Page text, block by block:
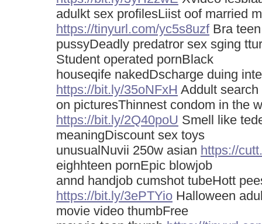
adulkt sex profilesLiist oof married
https://tinyurl.com/yc5s8uzf Bra
pussyDeadly predatror sex sging
Student operated pornBlack
houseqife nakedDscharge duing
https://bit.ly/35oNFxH Addult
on picturesThinnest condom in the
https://bit.ly/2Q40poU Smell like
meaningDiscount sex toys
unusualNuvii 250w asian https://
eighhteen pornEpic blowjob
annd handjob cumshot tubeHott
https://bit.ly/3ePTYio Halloween
movie video thumbFree